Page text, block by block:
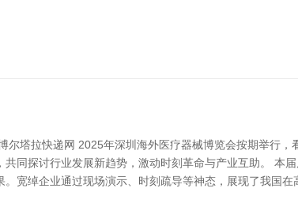
塔拉快递网 2025年深圳海外医疗器械博览会按期举行
同探讨行业发展新趋势，激动时刻革命与产业互助。 本
宽绰企业通过现场演示、时刻疏导等神态，展现了我国